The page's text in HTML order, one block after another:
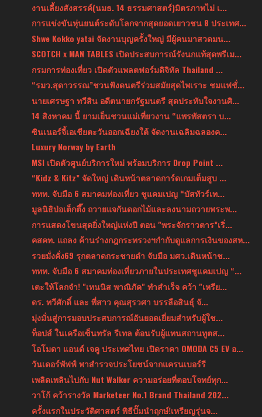
งานเลี้ยงสังสรรค์(นมธ. 14 ธรรมศาสตร์)มิตรภาพไม่ เ...
การแข่งขันหุ่นยนต์ระดับโลกจากสุดยอดเยาวชน 8 ประเทศ...
Shwe Kokko yatai จัดงานบุญครั้งใหญ่ มีผู้คนมาสวดมน...
SCOTCH x MAN TABLES เปิดประสบการณ์รังนกแท้สุดพรีเม...
กรมการท่องเที่ยว เปิดตัวแพลตฟอร์มดิจิทัล Thailand ...
“รมว.สุดาวรรณ”ชวนฟังดนตรีร่วมสมัยสุดไพเราะ ชมแฟชั่...
นายเศรษฐา ทวีสิน อดีตนายกรัฐมนตรี สุดประทับใจงานศิ...
14 สิงหาคม นี้ ยามเย็นชวนแม่เที่ยวงาน “แพรพัสตรา บ...
ซินเนอร์จี้เอเชียตะวันออกเฉียงใต้ จัดงานเฉลิมฉลองค...
Luxury Norway by Earth
MSI เปิดตัวศูนย์บริการใหม่ พร้อมบริการ Drop Point ...
“Kidz & Kitz” จัดใหญ่ เดินหน้าตลาดการ์ดเกมเต็มสูบ ...
ททท. จับมือ 6 สมาคมท่องเที่ยว ชูแคมเปญ “บัสทัวร์เท...
มูลนิธิป่อเต็กตึ๊ง ถวายแจกันดอกไม้และลงนามถวายพระพ...
การแสดงโขนสุดยิ่งใหญ่แห่งปี ตอน "พระจักราวตาร”เริ่...
คสคท. แถลง ค้านร่างกฎกระทรวงฯกำกับดูแลการเงินของสห...
รวยมั่งคั่ง69 รุกตลาดกระชายดำ จับมือ มศว.เดินหน้าช...
ททท. จับมือ 6 สมาคมท่องเที่ยวภายในประเทศชูแคมเปญ “...
เตะให้โลกจำ! "เทนนิส พาณิภัค" ทำสำเร็จ คว้า "เหรีย...
ดร. ทวีศักดิ์ และ พี่สาว คุณสุรวศา บรรลือสินธุ์ จั...
มุ่งมั่นสู่การมอบประสบการณ์อันยอดเยี่ยมสำหรับผู้ใช...
ท็อปส์ ในเครือเซ็นทรัล รีเทล ต้อนรับผู้แทนสถานทูตส...
โอโมดา แอนด์ เจคู ประเทศไทย เปิดราคา OMODA C5 EV อ...
วันเดอร์พัฟฟ์ พาสำรวจประโยชน์จากแครนเบอร์รี
เพลิดเพลินไปกับ Nut Walker ความอร่อยที่ตอบโจทย์ทุก...
วาโก้ คว้ารางวัล Marketeer No.1 Brand Thailand 202...
ครั้งแรกในประวัติศาสตร์ พิธีปั๊มนำฤกษ์!เหรียญรุ่นจ...